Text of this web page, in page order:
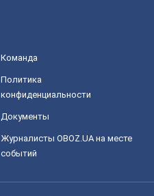
Команда
Политика
конфиденциальности
Документы
Журналисты OBOZ.UA на месте
событий